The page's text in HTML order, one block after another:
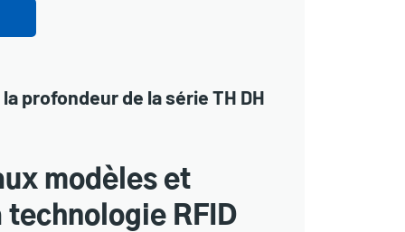
profondeur de la série TH DH
modèles et
RFID